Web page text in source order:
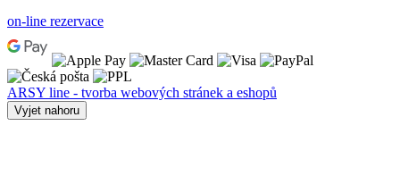
on-line rezervace
ARSY line - tvorba webových stránek a eshopů
Vyjet nahoru